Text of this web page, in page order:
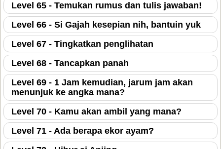
Level 65 - Temukan rumus dan tulis jawaban!
Level 66 - Si Gajah kesepian nih, bantuin yuk
Level 67 - Tingkatkan penglihatan
Level 68 - Tancapkan panah
Level 69 - 1 Jam kemudian, jarum jam akan
menunjuk ke angka mana?
Level 70 - Kamu akan ambil yang mana?
Level 71 - Ada berapa ekor ayam?